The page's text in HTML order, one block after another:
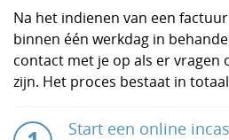
Na het indienen van een
binnen één werkdag in
contact met je op als er vragen
zijn. Het proces bestaat in
Start een online